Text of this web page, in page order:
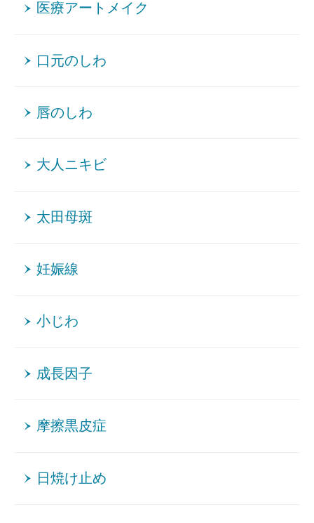
医療アートメイク
口元のしわ
唇のしわ
大人ニキビ
太田母斑
妊娠線
小じわ
成長因子
摩擦黒皮症
日焼け止め